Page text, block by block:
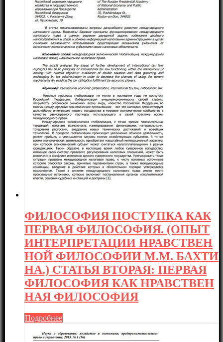
ФИЛОСОФИЯ ПОСТУПКА КАК
ПЕРВАЯ ФИЛОСОФИЯ. (ОПЫТ
ИНТЕРПРЕТАЦИИ НРАВСТВЕН
НОЙ ФИЛОСОФИИ М.М. БАХТИ
НА.) СТАТЬЯ ВТОРАЯ: ПЕРВАЯ
ФИЛОСОФИЯ КАК НРАВСТВЕН
НАЯ ФИЛОСОФИЯ
Подробнее